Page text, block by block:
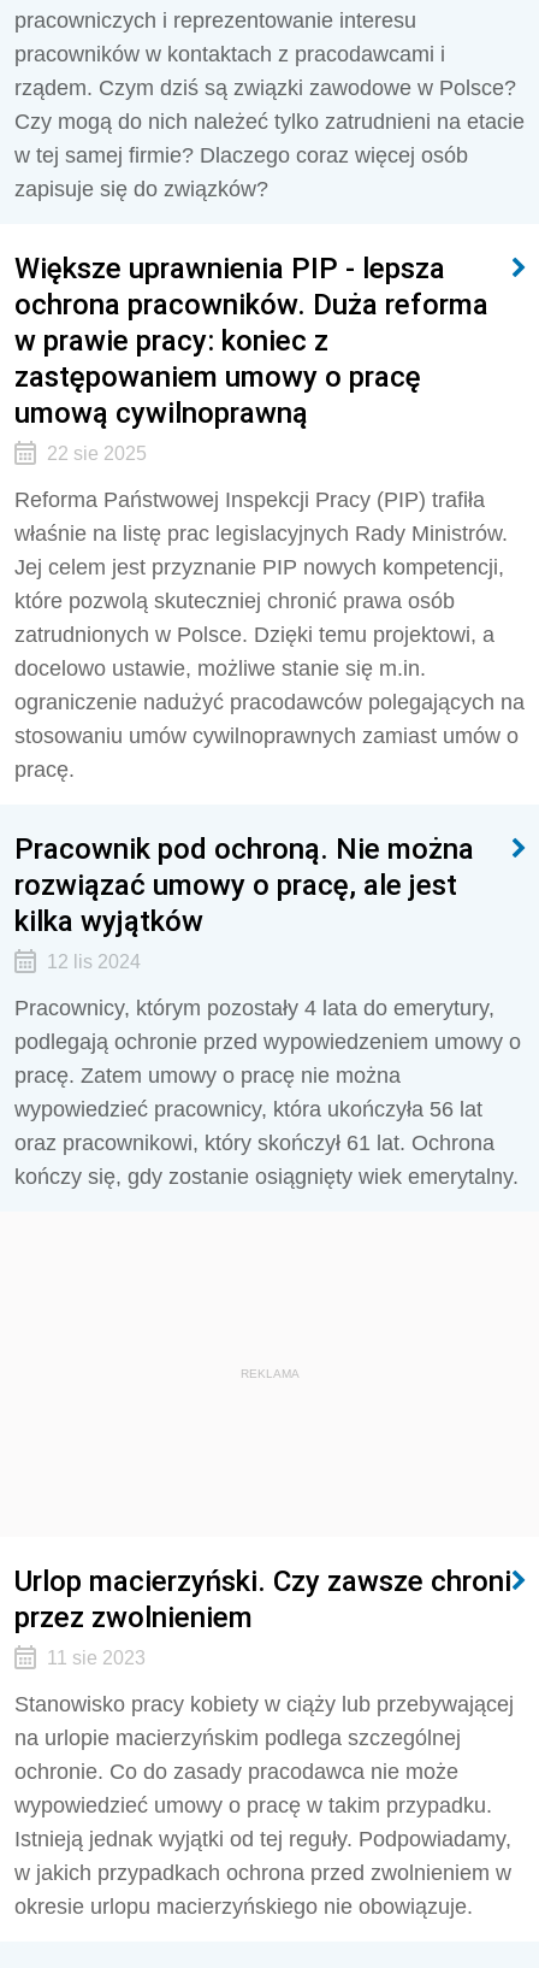
pracowniczych i reprezentowanie interesu
pracowników w kontaktach z pracodawcami i
rządem. Czym dziś są związki zawodowe w Polsce?
Czy mogą do nich należeć tylko zatrudnieni na etacie
w tej samej firmie? Dlaczego coraz więcej osób
zapisuje się do związków?
Większe uprawnienia PIP - lepsza
ochrona pracowników. Duża reforma
w prawie pracy: koniec z
zastępowaniem umowy o pracę
umową cywilnoprawną
22 sie 2025
Reforma Państwowej Inspekcji Pracy (PIP) trafiła
właśnie na listę prac legislacyjnych Rady Ministrów.
Jej celem jest przyznanie PIP nowych kompetencji,
które pozwolą skuteczniej chronić prawa osób
zatrudnionych w Polsce. Dzięki temu projektowi, a
docelowo ustawie, możliwe stanie się m.in.
ograniczenie nadużyć pracodawców polegających na
stosowaniu umów cywilnoprawnych zamiast umów o
pracę.
Pracownik pod ochroną. Nie można
rozwiązać umowy o pracę, ale jest
kilka wyjątków
12 lis 2024
Pracownicy, którym pozostały 4 lata do emerytury,
podlegają ochronie przed wypowiedzeniem umowy o
pracę. Zatem umowy o pracę nie można
wypowiedzieć pracownicy, która ukończyła 56 lat
oraz pracownikowi, który skończył 61 lat. Ochrona
kończy się, gdy zostanie osiągnięty wiek emerytalny.
REKLAMA
Urlop macierzyński. Czy zawsze chroni
przez zwolnieniem
11 sie 2023
Stanowisko pracy kobiety w ciąży lub przebywającej
na urlopie macierzyńskim podlega szczególnej
ochronie. Co do zasady pracodawca nie może
wypowiedzieć umowy o pracę w takim przypadku.
Istnieją jednak wyjątki od tej reguły. Podpowiadamy,
w jakich przypadkach ochrona przed zwolnieniem w
okresie urlopu macierzyńskiego nie obowiązuje.